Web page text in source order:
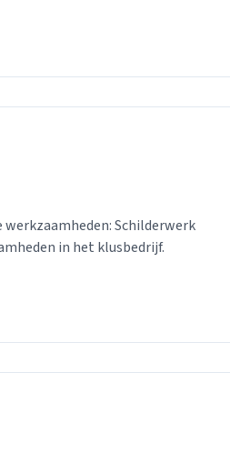
Schilderwerk
in het klusbedrijf.